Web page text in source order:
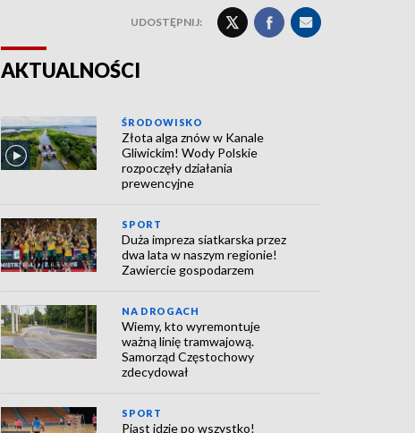
UDOSTĘPNIJ:
AKTUALNOŚCI
ŚRODOWISKO
Złota alga znów w Kanale
Gliwickim! Wody Polskie
rozpoczęły działania
prewencyjne
SPORT
Duża impreza siatkarska przez
dwa lata w naszym regionie!
Zawiercie gospodarzem
NA DROGACH
Wiemy, kto wyremontuje
ważną linię tramwajową.
Samorząd Częstochowy
zdecydował
SPORT
Piast idzie po wszystko!